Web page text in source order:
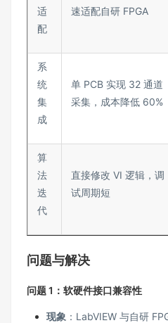
适
配
速适配自研 FPGA
系
统
集
成
单 PCB 实现 32 通道
采集，成本降低 60%
算
法
迭
代
直接修改 VI 逻辑，调
试周期短
问题与解决
问题 1：软硬件接口兼容性
现象 ：LabVIEW 与自研